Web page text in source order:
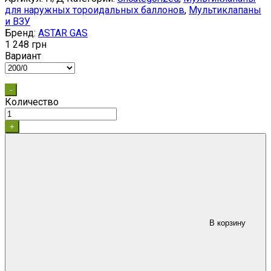
для наружных тороидальных баллонов, Мультиклапаны
и ВЗУ
Бренд: ASTAR GAS
1 248 грн
Вариант
-
Количество
+
В корзину